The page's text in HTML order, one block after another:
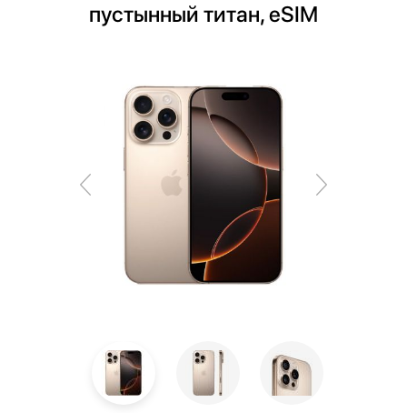
пустынный титан, eSIM